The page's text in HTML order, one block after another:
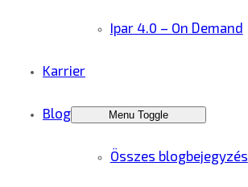
Ipar 4.0 – On Demand
Karrier
Blog Menu Toggle
Összes blogbejegyzés